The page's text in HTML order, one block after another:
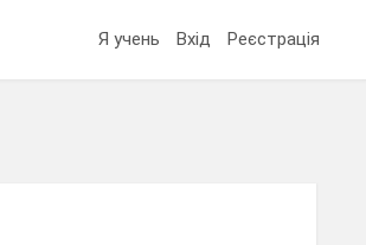
Я учень Вхід Реєстрація